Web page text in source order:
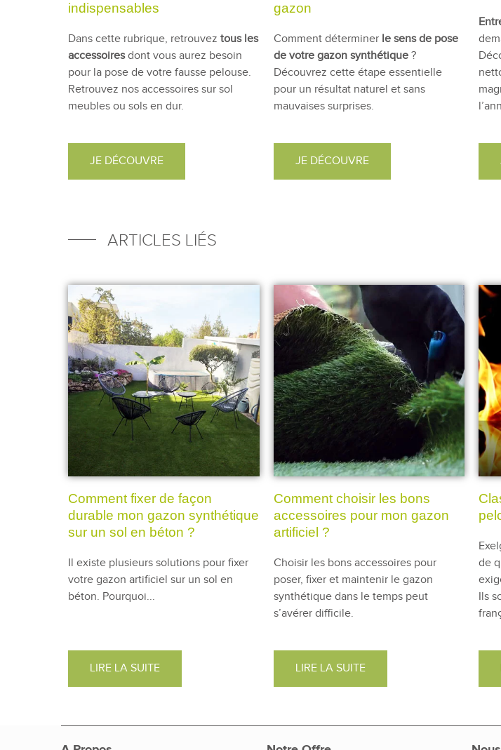
indispensables
Dans cette rubrique, retrouvez tous les
accessoiresdont vous aurez besoin
pour la pose de votre fausse pelouse.
Retrouvez nos accessoires sur sol
meubles ou sols en dur.
JE DÉCOUVRE
gazon
Comment déterminerle sens de pose
de votre gazon synthétique?
Découvrez cette étape essentielle
pour un résultat naturel et sans
mauvaises surprises.
JE DÉCOUVRE
ARTICLES LIÉS
Comment fixer de façon
durable mon gazon synthétique
sur un sol en béton ?
Il existe plusieurs solutions pour fixer
votre gazon artificiel sur un sol en
béton. Pourquoi...
LIRE LA SUITE
Comment choisir les bons
accessoires pour mon gazon
artificiel ?
Choisir les bons accessoires pour
poser, fixer et maintenir le gazon
synthétique dans le temps peut
s’avérer difficile.
LIRE LA SUITE
de
Ils